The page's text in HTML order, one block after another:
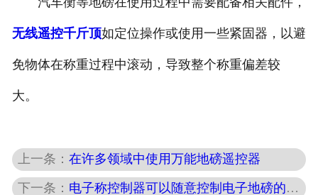
无线遥控千斤顶如定位操作或使用一些紧固器，以避
免物体在称重过程中滚动，导致整个称重偏差较
大。
上一条：在许多领域中使用万能地磅遥控器
下一条： 电子称控制器可以随意控制电子地磅的称重数据。